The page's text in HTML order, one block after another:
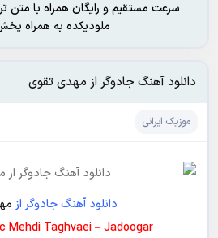
ملودیکده به همراه
دانلود آهنگ جادوگر از مهدی تقوی
موزیک ایرانی
دانلود آهنگ جادوگر از
Mehdi Taghvaei – Jadoogar